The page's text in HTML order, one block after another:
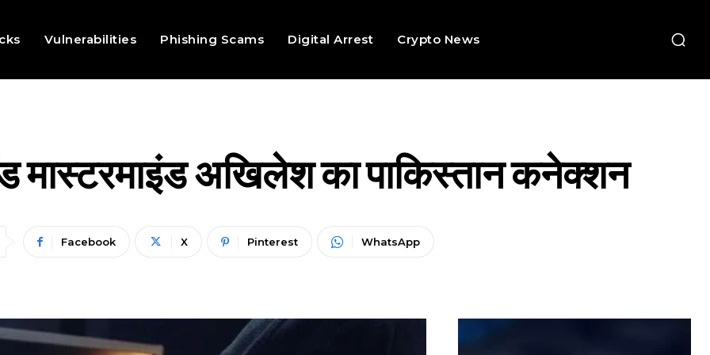
Vulnerabilities Phishing Scams Digital Arrest Crypto News
मास्टरमाइंड अखिलेश का पाकिस्तान कनेक्शन
Facebook X Pinterest WhatsApp